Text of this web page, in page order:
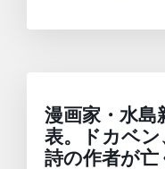
漫画家・水島
表。ドカベ
詩の作者が